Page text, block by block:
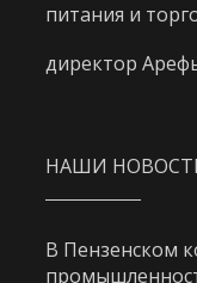
питания и
директор
НАШИ
В Пензенском